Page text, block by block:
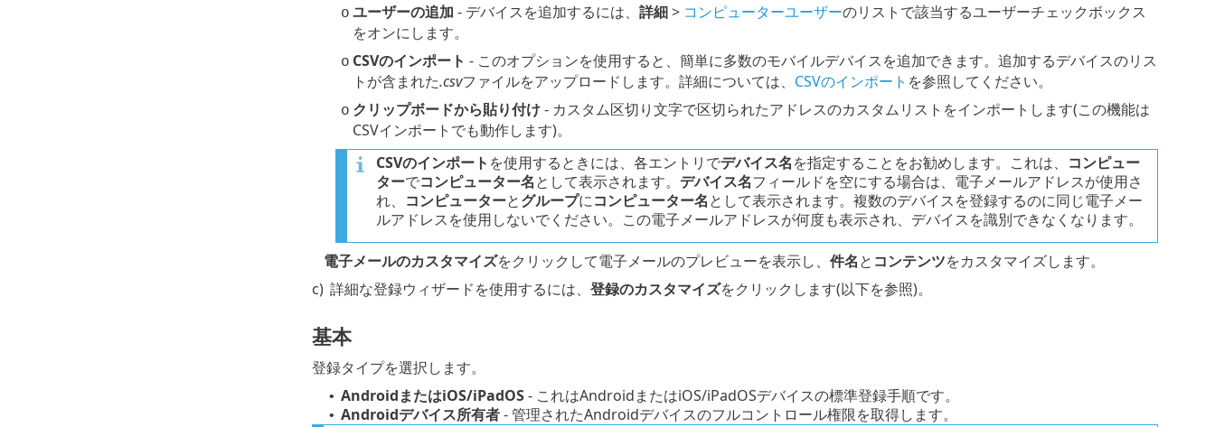
o ユーザーの追加 - デバイスを追加するには、 詳細> コンピューターユーザーのリストで該当するユーザーチェックボックス
をオンにします。
o CSVのインポート - このオプションを使用すると、簡単に多数のモバイルデバイスを追加できます。追加するデバイスのリス
トが含まれた.csvファイルをアップロードします。詳細については、 CSVのインポート を参照してください。
o クリップボードから貼り付け- カスタム区切り文字で区切られたアドレスのカスタムリストをインポートします(この機能は
CSVインポートでも動作します)。
CSVのインポート を使用するときには、各エントリでデバイス名を指定することをお勧めします。これは、
コンピュー
ターでコンピューター名として表示されます。 デバイス名フィールドを空にする場合は、電子メールアドレスが使用さ
れ、
コンピューターとグループにコンピューター名として表示されます。複数のデバイスを登録するのに同じ電子メー
ルアドレスを使用しないでください。この電子メールアドレスが何度も表示され、デバイスを識別できなくなります。
電子メールのカスタマイズをクリックして電子メールのプレビューを表示し、 件名と コンテンツをカスタマイズします。
c) 詳細な登録ウィザードを使用するには、 登録のカスタマイズをクリックします(以下を参照)。
基本
登録タイプを選択します。
• AndroidまたはiOS/iPadOS- これはAndroidまたはiOS/iPadOSデバイスの標準登録手順です。
• Androidデバイス所有者- 管理されたAndroidデバイスのフルコントロール権限を取得します。